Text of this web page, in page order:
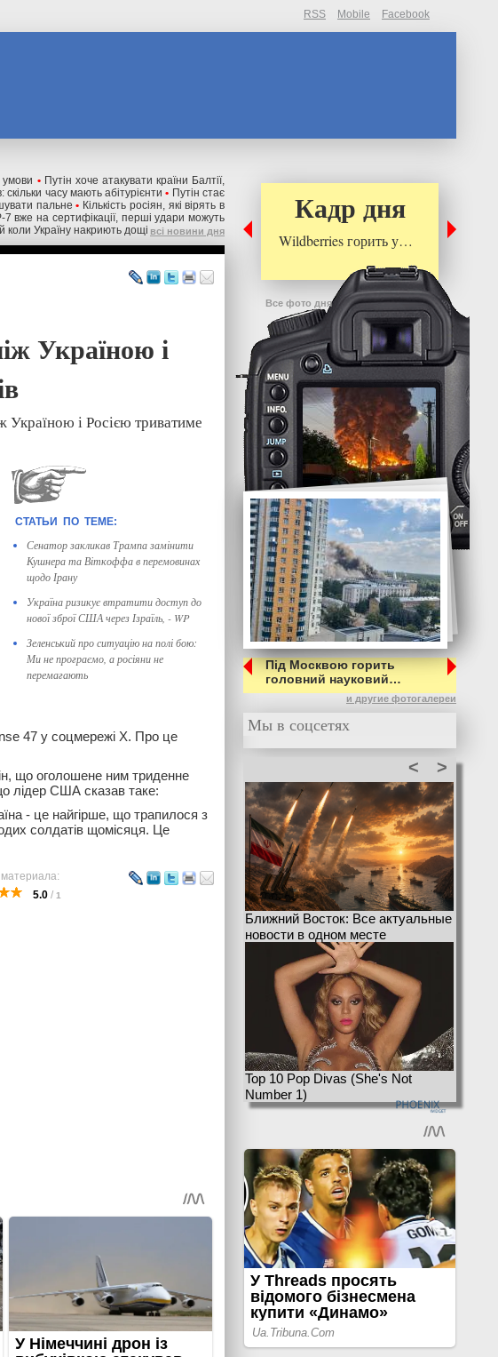
RSS Mobile Facebook
умови • Путін хоче атакувати країни Балтії,
часу мають абітурієнти • Путін стає
пальне • Кількість росіян, які вірять в
7 вже на сертифікації, перші удари можуть
коли Україну накриють дощі всі новини дня
Україною і
і Росією триватиме
Сенатор закликав Трампа замінити
Кушнера та Віткоффа в перемовинах
щодо Ірану
Україна ризикує втратити доступ до
нової зброї США через Ізраїль, - WP
Зеленський про ситуацію на полі бою:
Ми не програємо, а росіяни не
перемагають
47 у соцмережі Х. Про це
що оголошене ним триденне
лідер США сказав таке:
- це найгірше, що трапилося з
солдатів щомісяця. Це
5.0 / 1
Кадр дня
Wildberries горить у…
Все фото дня
Під Москвою горить
головний науковий…
и другие фотогалереи
Мы в соцсетях
>
<
Ближний Восток: Все актуальные
новости в одном месте
Top 10 Pop Divas (She's Not
Number 1)